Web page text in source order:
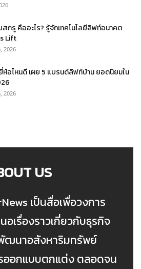
กรู คืออะไร? รู้จักเทคโนโลยีลิฟท์อนาคต
Lift
2026
อไหนดี เผย 5 แบรนด์ลิฟท์บ้าน ยอดนิยมใน
2026
US
เป็นสื่อเพื่อวงการ
อเรื่องราวเกี่ยวกับธุรกิจ
ฒนาอสังหาริมทรัพย์
ออกแบบตกแต่ง ตลอดจน